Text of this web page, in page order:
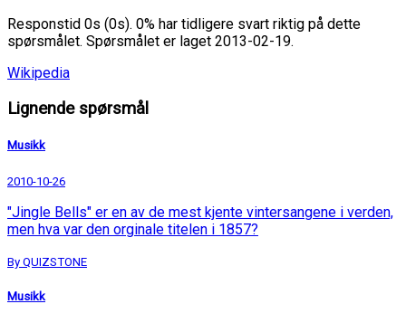
Responstid 0s (0s). 0% har tidligere svart riktig på dette
spørsmålet. Spørsmålet er laget 2013-02-19.
Wikipedia
Lignende spørsmål
Musikk
2010-10-26
"Jingle Bells" er en av de mest kjente vintersangene i verden,
men hva var den orginale titelen i 1857?
By QUIZSTONE
Musikk